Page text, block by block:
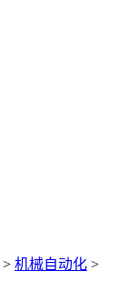
> 机械自动化 >